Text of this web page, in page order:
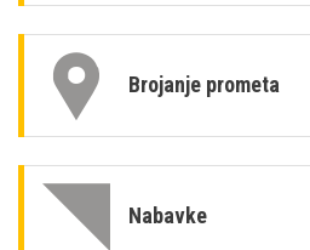
Brojanje prometa
Nabavke